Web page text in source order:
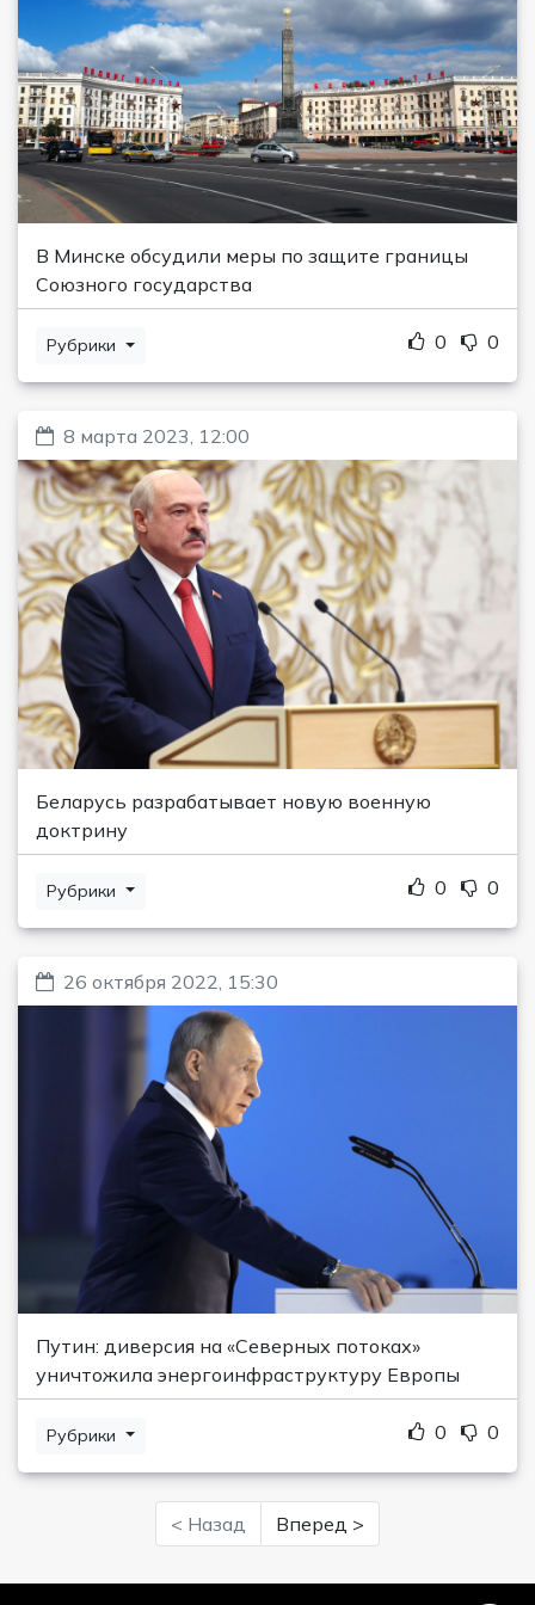
В Минске обсудили меры по защите границы
Союзного государства
Рубрики 0 0
8 марта 2023, 12:00
Беларусь разрабатывает новую военную
доктрину
Рубрики 0 0
26 октября 2022, 15:30
Путин: диверсия на «Северных потоках»
уничтожила энергоинфраструктуру Европы
Рубрики 0 0
< Назад Вперед >